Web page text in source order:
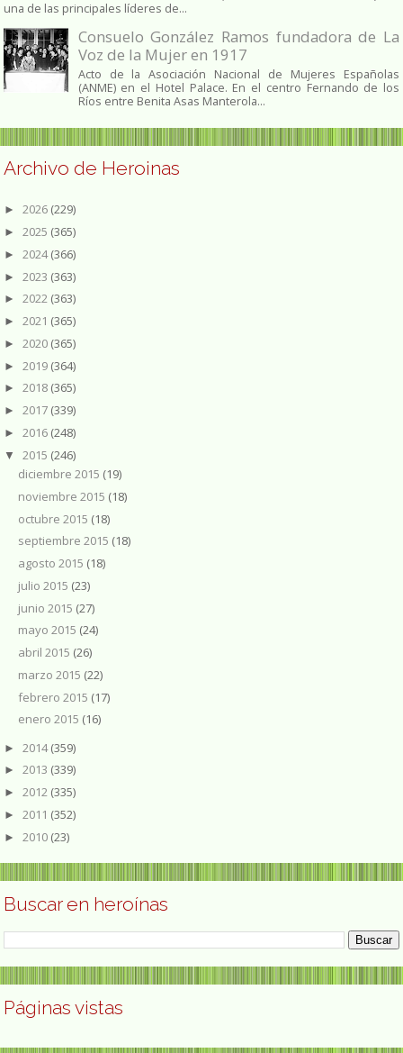
una de las principales líderes de...
Consuelo González Ramos fundadora de La
Voz de la Mujer en 1917
Acto de la Asociación Nacional de Mujeres Españolas
(ANME) en el Hotel Palace. En el centro Fernando de los
Ríos entre Benita Asas Manterola...
Archivo de Heroinas
► 2026 (229)
► 2025 (365)
► 2024(366)
► 2023 (363)
► 2022 (363)
► 2021 (365)
► 2020 (365)
► 2019 (364)
► 2018 (365)
► 2017 (339)
► 2016 (248)
▼ 2015 (246)
diciembre 2015 (19)
noviembre 2015 (18)
octubre 2015 (18)
septiembre 2015 (18)
agosto 2015 (18)
julio 2015 (23)
junio 2015 (27)
mayo 2015 (24)
abril 2015 (26)
marzo 2015 (22)
febrero 2015 (17)
enero 2015 (16)
► 2014(359)
► 2013 (339)
► 2012 (335)
► 2011 (352)
► 2010 (23)
Buscar en heroínas
Páginas vistas